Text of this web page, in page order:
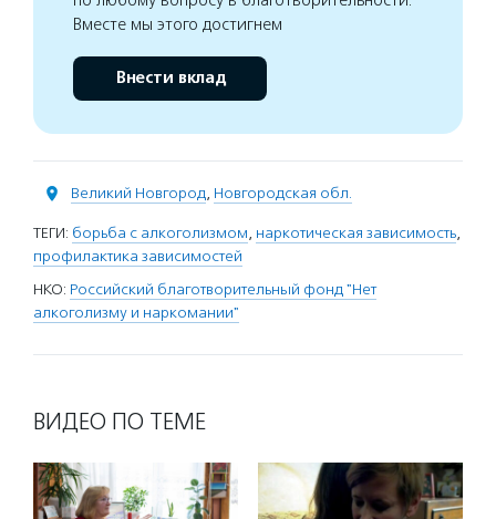
Вместе мы этого достигнем
Внести вклад
Великий Новгород, Новгородская обл.
ТЕГИ: борьба с алкоголизмом, наркотическая зависимость,
профилактика зависимостей
НКО: Российский благотворительный фонд "Нет
алкоголизму и наркомании"
ВИДЕО ПО ТЕМЕ